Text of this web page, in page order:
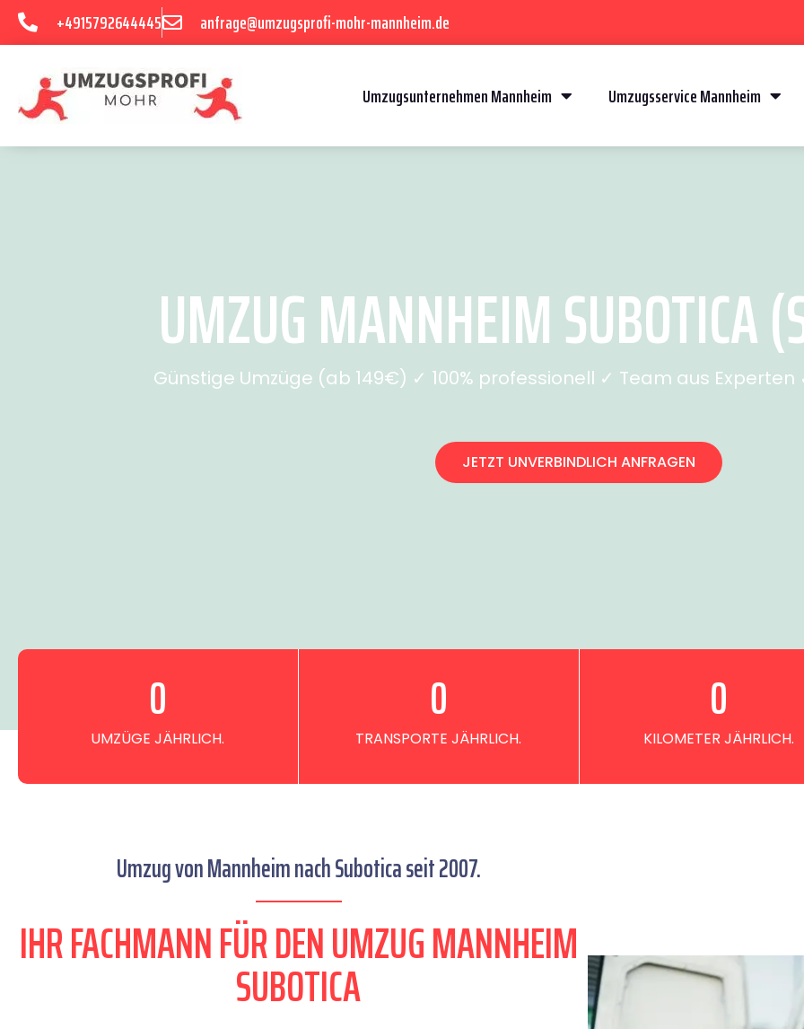
+4915792644445 anfrage@umzugsprofi-mohr-mannheim.de
Umzugsunternehmen Mannheim Umzugsservice Mannheim
UMZUG MANNHEIM SUBOTICA
Günstige Umzüge (ab 149€) ✓ 100% professionell ✓ Team aus
JETZT UNVERBINDLICH ANFRAGEN
UMZÜGE JÄHRLICH.
0
TRANSPORTE JÄHRLICH.
0
KILOMETER JÄHRLICH.
0
Umzug von Mannheim nach Subotica seit 2007.
IHR FACHMANN FÜR DEN UMZUG MANNHEIM
SUBOTICA